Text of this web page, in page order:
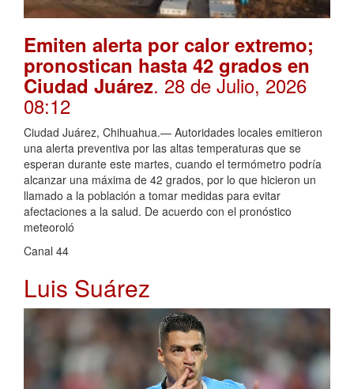
Emiten alerta por calor extremo;
pronostican hasta 42 grados en
Ciudad Juárez. 28 de Julio, 2026
08:12
Ciudad Juárez, Chihuahua.— Autoridades locales emitieron
una alerta preventiva por las altas temperaturas que se
esperan durante este martes, cuando el termómetro podría
alcanzar una máxima de 42 grados, por lo que hicieron un
llamado a la población a tomar medidas para evitar
afectaciones a la salud. De acuerdo con el pronóstico
meteoroló
Canal 44
Luis Suárez